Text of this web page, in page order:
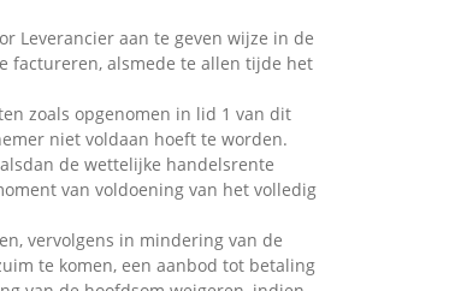
Leverancier aan te geven wijze in de
factureren, alsmede te allen tijde het
zoals opgenomen in lid 1 van dit
niet voldaan hoeft te worden.
de wettelijke handelsrente
van voldoening van het volledig
vervolgens in mindering van de
te komen, een aanbod tot betaling